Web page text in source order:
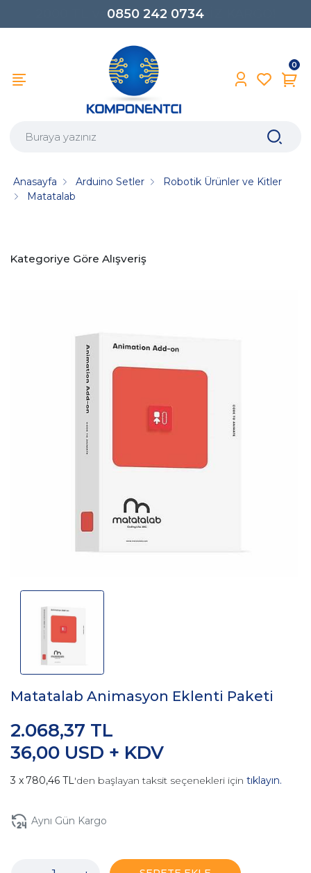
0850 242 0734
0
Anasayfa Arduino Setler
Robotik Ürünler ve Kitler
Matatalab
Kategoriye Göre Alışveriş
Matatalab Animasyon Eklenti Paketi
36,00 USD + KDV
2.068,37 TL
780,46 TL'den başlayan taksit seçenekleri için tıklayın.
Aynı Gün Kargo